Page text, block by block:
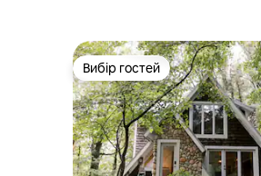
Вибір гостей
Вибір гостей